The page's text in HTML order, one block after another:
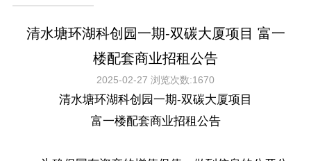
清水塘环湖科创园一期-双碳大厦项目 富一
楼配套商业招租公告
2025-02-27 浏览次数:1670
清水塘环湖科创园一期-双碳大厦项目
富一楼配套商业招租公告